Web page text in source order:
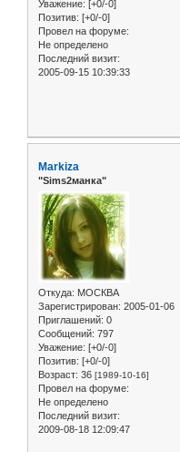
Уважение: [+0/-0]
Позитив: [+0/-0]
Провел на форуме:
Не определено
Последний визит:
2005-09-15 10:39:33
Markiza
"Sims2манка"
Откуда: МОСКВА
Зарегистрирован: 2005-01-06
Приглашений: 0
Сообщений: 797
Уважение: [+0/-0]
Позитив: [+0/-0]
Возраст: 36 [1989-10-16]
Провел на форуме:
Не определено
Последний визит:
2009-08-18 12:09:47